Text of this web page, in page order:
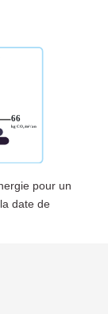
pour un
date de